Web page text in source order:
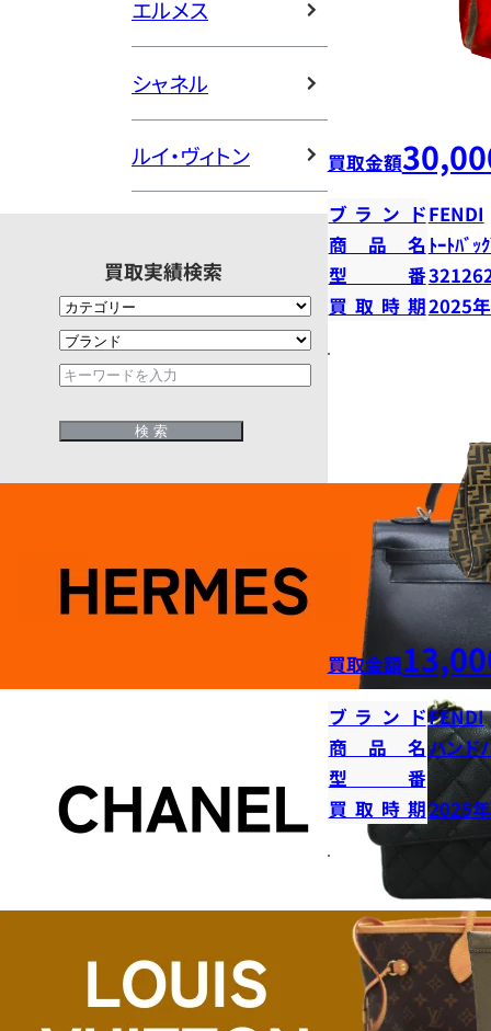
エルメス
シャネル
ルイ・ヴィトン
買取実績検索
買取金額
ブランドFENDI
商品名 ﾄｰﾄﾊﾞｯ
型番
買取時期2025
買取金額
ブランドFENDI
商品名 ハンド
型番
買取時期2025